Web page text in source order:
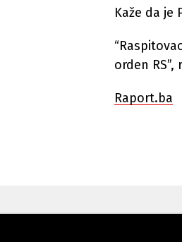
Kaže da je
orden
Raport.ba